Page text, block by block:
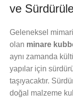
ve
Geleneksel
olan minare
aynı zamanda
yapılar için
taşıyacaktır.
doğal malzeme